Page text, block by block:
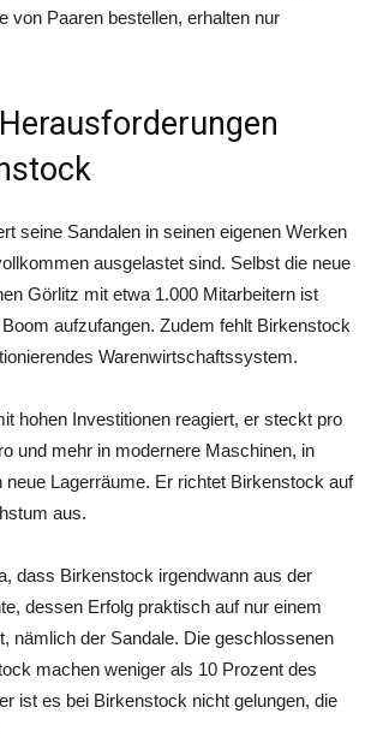
von Paaren bestellen, erhalten nur
seine Sandalen in seinen eigenen Werken
ausgelastet sind. Selbst die neue
Görlitz mit etwa 1.000 Mitarbeitern ist
aufzufangen. Zudem fehlt Birkenstock
Warenwirtschaftssystem.
hohen Investitionen reagiert, er steckt pro
und mehr in modernere Maschinen, in
neue Lagerräume. Er richtet Birkenstock auf
aus.
dass Birkenstock irgendwann aus der
dessen Erfolg praktisch auf nur einem
nämlich der Sandale. Die geschlossenen
machen weniger als 10 Prozent des
ist es bei Birkenstock nicht gelungen, die